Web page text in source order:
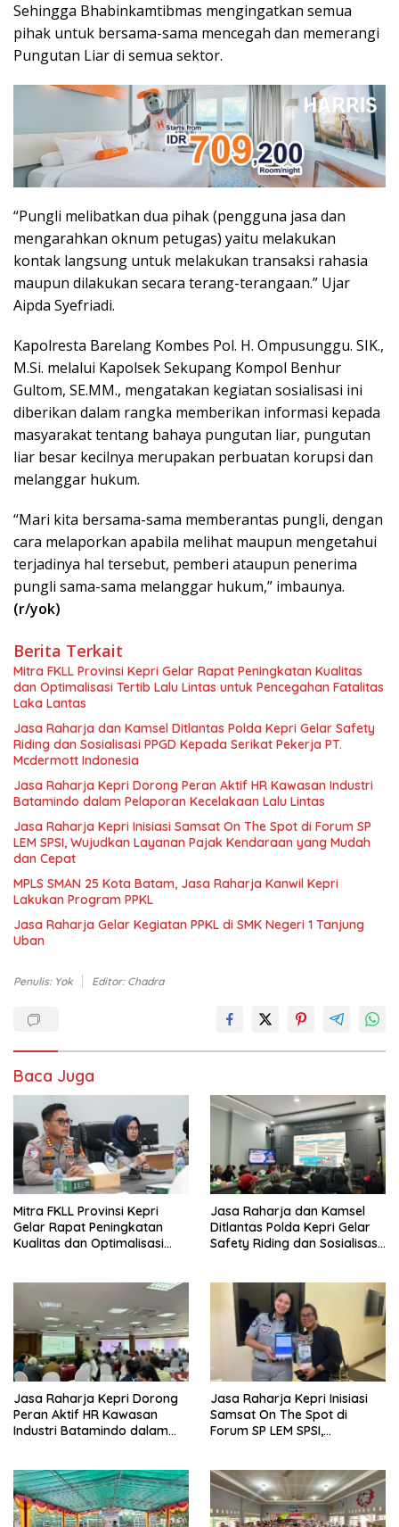
Sehingga Bhabinkamtibmas mengingatkan semua
pihak untuk bersama-sama mencegah dan memerangi
Pungutan Liar di semua sektor.
“Pungli melibatkan dua pihak (pengguna jasa dan
mengarahkan oknum petugas) yaitu melakukan
kontak langsung untuk melakukan transaksi rahasia
maupun dilakukan secara terang-terangaan.” Ujar
Aipda Syefriadi.
Kapolresta Barelang Kombes Pol. H. Ompusunggu. SIK.,
M.Si. melalui Kapolsek Sekupang Kompol Benhur
Gultom, SE.MM., mengatakan kegiatan sosialisasi ini
diberikan dalam rangka memberikan informasi kepada
masyarakat tentang bahaya pungutan liar, pungutan
liar besar kecilnya merupakan perbuatan korupsi dan
melanggar hukum.
“Mari kita bersama-sama memberantas pungli, dengan
cara melaporkan apabila melihat maupun mengetahui
terjadinya hal tersebut, pemberi ataupun penerima
pungli sama-sama melanggar hukum,” imbaunya.
(r/yok)
Berita Terkait
Mitra FKLL Provinsi Kepri Gelar Rapat Peningkatan Kualitas
dan Optimalisasi Tertib Lalu Lintas untuk Pencegahan Fatalitas
Laka Lantas
Jasa Raharja dan Kamsel Ditlantas Polda Kepri Gelar Safety
Riding dan Sosialisasi PPGD Kepada Serikat Pekerja PT.
Mcdermott Indonesia
Jasa Raharja Kepri Dorong Peran Aktif HR Kawasan Industri
Batamindo dalam Pelaporan Kecelakaan Lalu Lintas
Jasa Raharja Kepri Inisiasi Samsat On The Spot di Forum SP
LEM SPSI, Wujudkan Layanan Pajak Kendaraan yang Mudah
dan Cepat
MPLS SMAN 25 Kota Batam, Jasa Raharja Kanwil Kepri
Lakukan Program PPKL
Jasa Raharja Gelar Kegiatan PPKL di SMK Negeri 1 Tanjung
Uban
Penulis: Yok Editor: Chadra
Baca Juga
Mitra FKLL Provinsi Kepri
Gelar Rapat Peningkatan
Kualitas dan Optimalisasi
Jasa Raharja dan Kamsel
Ditlantas Polda Kepri Gelar
Safety Riding dan Sosialisasi
Indonesia
Jasa Raharja Kepri Dorong
Peran Aktif HR Kawasan
Industri Batamindo dalam
Jasa Raharja Kepri Inisiasi
Samsat On The Spot di
Forum SP LEM SPSI,
Cepat